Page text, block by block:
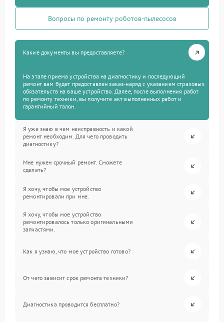
Вопросы по ремонту роботов-пылесосов
Какие документы вы предоставляете?
На этапе приема устройства на диагностику и последующий
ремонт вам будет предоставлен заказ-наряд с указанием страховых
обязательств на ваше устройство. Далее, после выполнения работ
по ремонту техники, вы получите акт выполненных работ и
гарантийный талон.
Я уже знаю в чем неисправность и какой
ремонт необходим. Для чего проводить
диагностику?
Мне нужен срочный ремонт. Сможете
сделать?
Я хочу, чтобы мое устройство
ремонтировали при мне.
Я хочу, чтобы мое устройство
ремонтировалось только оригинальными
запчастями.
Как я узнаю, что мое устройство готово?
От чего зависит срок ремонта техники?
Диагностика проводится бесплатно?